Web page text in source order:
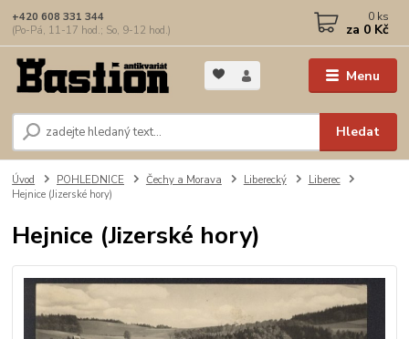
Menu
Hledat
+420 608 331 344
(Po-Pá, 11-17 hod.; So, 9-12 hod.)
0 ks
za 0 Kč
Úvod POHLEDNICE Čechy a Morava Liberecký
Liberec
Hejnice (Jizerské hory)
Hejnice (Jizerské hory)